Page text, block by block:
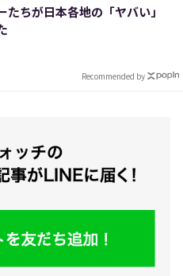
たちが日本各地の「ヤバい」
Recommended by